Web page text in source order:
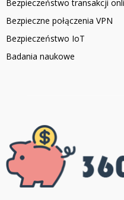
Bezpieczeństwo transakcji
Bezpieczne połączenia VPN
Bezpieczeństwo IoT
Badania naukowe